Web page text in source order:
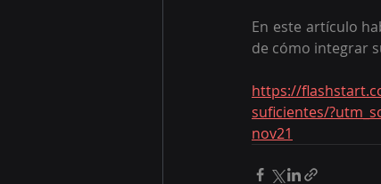
En este artículo
de cómo integrar
https://
suficientes/
nov21